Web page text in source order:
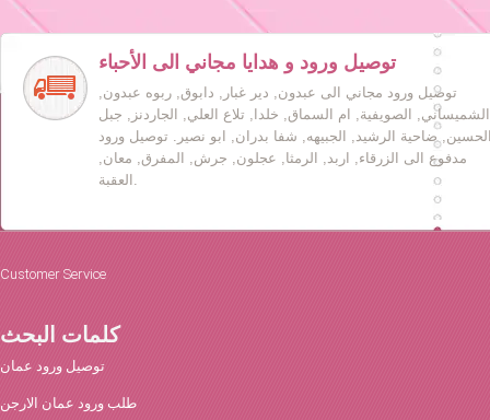
توصيل ورود و هدايا مجاني الى الأحباء
توصيل ورود مجاني الى عبدون, دير غبار, دابوق, ربوه عبدون,
الشميساني, الصويفية, ام السماق, خلدا, تلاع العلي, الجاردنز, جبل
ضاحية الرشيد, الجبيهه, شفا بدران, ابو نصير. توصيل ورود
مدفوع الى الزرقاء, اربد, الرمثا, عجلون, جرش, المفرق, معان,
العقبة.
Customer Service
كلمات البحث
توصيل ورود عمان
طلب ورود عمان الارجن